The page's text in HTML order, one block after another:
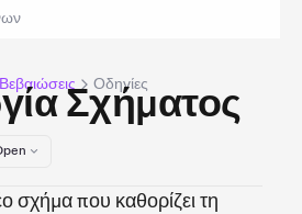
Βεβαιώσεις Οδηγίες
Σχήματος
σχήμα που καθορίζει τη